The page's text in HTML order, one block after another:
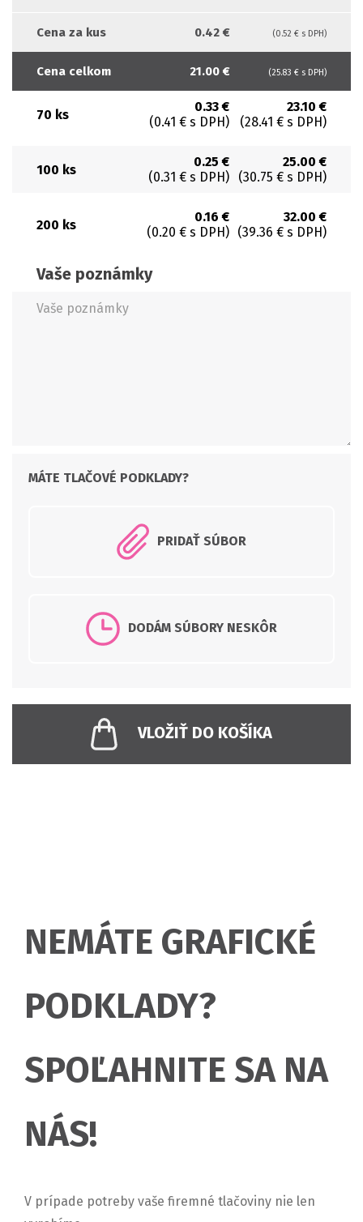
Vaše poznámky
PRIDAŤ SÚBOR
DODÁM SÚBORY NESKÔR
Cena za kus 0.42 € (0.52 € s DPH)
Cena celkom 21.00 € (25.83 € s DPH)
70 ks
0.33 €
(0.41 € s DPH)
23.10 €
(28.41 € s DPH)
100 ks
0.25 €
(0.31 € s DPH)
25.00 €
(30.75 € s DPH)
200 ks
0.16 €
(0.20 € s DPH)
32.00 €
(39.36 € s DPH)
VLOŽIŤ DO KOŠÍKA
NEMÁTE GRAFICKÉ
PODKLADY?
SPOĽAHNITE SA NA
NÁS!
V prípade potreby vaše firemné tlačoviny nie len